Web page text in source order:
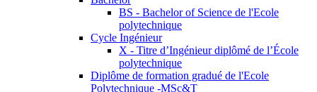
BS - Bachelor of Science de l'Ecole
polytechnique
Cycle Ingénieur
X - Titre d’Ingénieur diplômé de l’École
polytechnique
Diplôme de formation gradué de l'Ecole
Polytechnique -MSc&T